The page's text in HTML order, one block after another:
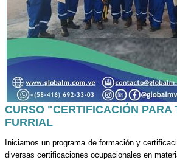
CURSO "CERTIFICACIÓN
FURRIAL
Iniciamos un programa de formación y
diversas certificaciones ocupacionales en